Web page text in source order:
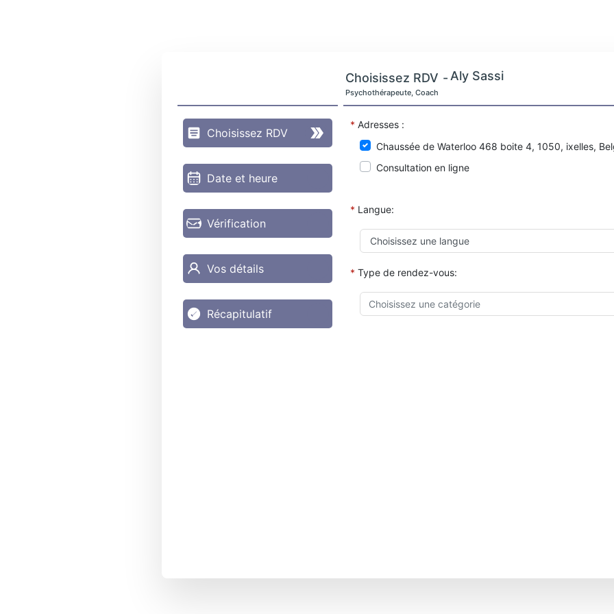
Choisissez RDV
Date et heure
Vérification
Vos détails
Récapitulatif
Choisissez RDV -Aly Sassi
Psychothérapeute, Coach
* Adresses :
Chaussée de Waterloo 468 boite 4, 1050, ixelles,
Consultation en ligne
* Langue:
* Type de rendez-vous: